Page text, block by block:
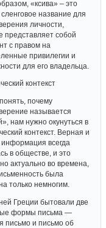
«ксива» – это
название для
личности,
представляет собой
с правом на
привилегии и
для его владельца.
контекст
почему
называется
нам нужно окунуться в
контекст. Верная и
информация всегда
в обществе, и это
актуально во времена,
была
только немногим.
Греции бытовали две
формы письма —
письмо и письмо об